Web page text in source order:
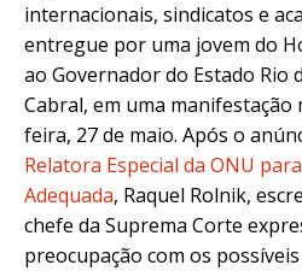
internacionais, sindicatos e
entregue por uma jovem do
ao Governador do Estado Rio
Cabral, em uma
feira, 27 de maio. Após o
Relatora Especial da ONU
Adequada, Raquel Rolnik,
chefe da Suprema Corte
preocupação com os